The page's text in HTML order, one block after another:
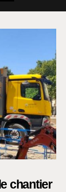
chantier